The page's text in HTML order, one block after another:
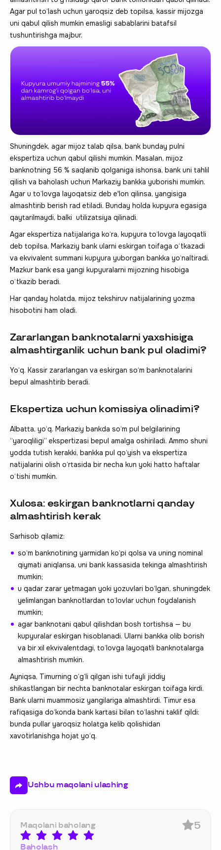
Agar pul to‘lash uchun yaroqsiz deb topilsa, kassir mijozga
uni qabul qilish mumkin emasligi sabablarini batafsil
tushuntirishga majbur.
Shuningdek, agar mijoz talab qilsa, bank bunday pulni
ekspertiza uchun qabul qilishi mumkin. Masalan, mijoz
banknotning 56 % saqlanib qolganiga ishonsa, bank uni tahlil
qilish va baholash uchun Markaziy bankka yuborishi mumkin.
Agar u to‘lovga layoqatsiz deb e'lon qilinsa, yangisiga
almashtirib berish rad etiladi. Bunday holda kupyura egasiga
qaytarilmaydi, balki utilizatsiya qilinadi.
Agar ekspertiza natijalariga ko‘ra, kupyura to‘lovga layoqatli
deb topilsa, Markaziy bank ularni eskirgan toifaga o‘tkazadi
va ekvivalent summani kupyura yuborgan bankka yo‘naltiradi.
Mazkur bank esa yangi kupyuralarni mijozning hisobiga
o‘tkazib beradi.
Har qanday holatda, mijoz tekshiruv natijalarining yozma
hisobotini ham oladi.
Zararlangan banknotalarni yaxshisiga
almashtirganlik uchun bank pul oladimi?
Yo‘q. Kassir zararlangan va eskirgan so‘m banknotalarini
bepul almashtirib beradi.
Ekspertiza uchun komissiya olinadimi?
Albatta, yo‘q. Markaziy bankda so‘m pul belgilarining
“yaroqliligi” ekspertizasi bepul amalga oshiriladi. Ammo shuni
yodda tutish kerakki, bankka pul qo‘yish va ekspertiza
natijalarini olish o‘rtasida bir necha kun yoki hatto haftalar
o‘tishi mumkin.
Xulosa: eskirgan banknotlarni qanday
almashtirish kerak
Sarhisob qilamiz:
so‘m banknotining yarmidan ko‘pi qolsa va uning nominal
qiymati aniqlansa, uni bank kassasida tekinga almashtirish
mumkin;
u qadar zarar yetmagan yoki yozuvlari bo‘lgan, shuningdek
yelimlangan banknotlardan to‘lovlar uchun foydalanish
mumkin;
agar banknotani qabul qilishdan bosh tortishsa — bu
kupyuralar eskirgan hisoblanadi. Ularni bankka olib borish
va bir xil ekvivalentdagi, to‘lovga layoqatli banknotalarga
almashtirish mumkin.
Ayniqsa, Timurning o‘g‘li qilgan ishi tufayli jiddiy
shikastlangan bir nechta banknotalar eskirgan toifaga kirdi.
Bank ularni muammosiz yangilariga almashtirdi. Timur esa
rafiqasiga do‘konda bank kartasi bilan to‘lashni taklif qildi:
bunda pullar yaroqsiz holatga kelib qolishidan
xavotirlanishga hojat yo‘q.
Ushbu maqolani ulashing
Maqolani baholang
Baholash
5